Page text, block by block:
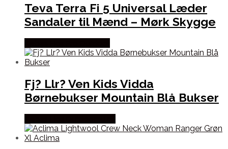
Teva Terra Fi 5 Universal Læder
Sandaler til Mænd – Mørk Skygge
Fj? Llr? Ven Kids Vidda
Børnebukser Mountain Blå Bukser